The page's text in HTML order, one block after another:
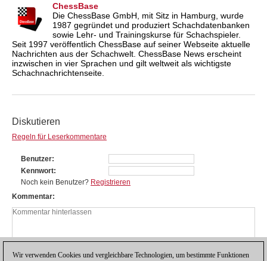
ChessBase
Die ChessBase GmbH, mit Sitz in Hamburg, wurde
1987 gegründet und produziert Schachdatenbanken
sowie Lehr- und Trainingskurse für Schachspieler.
Seit 1997 veröffentlich ChessBase auf seiner Webseite aktuelle
Nachrichten aus der Schachwelt. ChessBase News erscheint
inzwischen in vier Sprachen und gilt weltweit als wichtigste
Schachnachrichtenseite.
Diskutieren
Regeln für Leserkommentare
Benutzer
Kennwort
Noch kein Benutzer? Registrieren
Kommentar
Wir verwenden Cookies und vergleichbare Technologien, um bestimmte Funktionen